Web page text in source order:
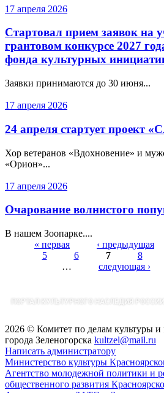
17 апреля 2026
Стартовал прием заявок на
грантовом конкурсе 2027
фонда культурных
Заявки принимаются до 30 июня...
17 апреля 2026
24 апреля стартует проект
Хор ветеранов «Вдохновение» и
«Орион»...
17 апреля 2026
Очарование волнистого
В нашем Зоопарке....
Страницы
« первая ‹ предыдущая
5
6 7 8
…
следующая ›
2026 © Комитет по делам культуры
города Зеленогорска kultzel@mail.ru
Написать администратору
Министерство культуры
Агентство молодежной политики и
общественного развития